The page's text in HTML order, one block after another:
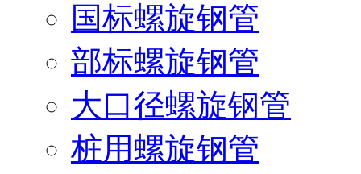
国标螺旋钢管
部标螺旋钢管
大口径螺旋钢管
桩用螺旋钢管